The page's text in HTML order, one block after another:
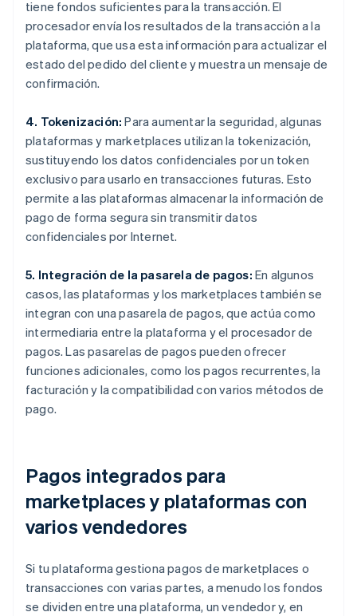
tiene fondos suficientes para la transacción. El
procesador envía los resultados de la transacción a la
plataforma, que usa esta información para actualizar el
estado del pedido del cliente y muestra un mensaje de
confirmación.
4. Tokenización: Para aumentar la seguridad, algunas
plataformas y marketplaces utilizan la tokenización,
sustituyendo los datos confidenciales por un token
exclusivo para usarlo en transacciones futuras. Esto
permite a las plataformas almacenar la información de
pago de forma segura sin transmitir datos
confidenciales por Internet.
5. Integración de la pasarela de pagos: En algunos
casos, las plataformas y los marketplaces también se
integran con una pasarela de pagos, que actúa como
intermediaria entre la plataforma y el procesador de
pagos. Las pasarelas de pagos pueden ofrecer
funciones adicionales, como los pagos recurrentes, la
facturación y la compatibilidad con varios métodos de
pago.
Pagos integrados para
marketplaces y plataformas con
varios vendedores
Si tu plataforma gestiona pagos de marketplaces o
transacciones con varias partes, a menudo los fondos
se dividen entre una plataforma, un vendedor y, en